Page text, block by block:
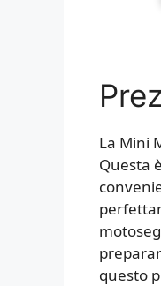
La Mini
Questa
questo